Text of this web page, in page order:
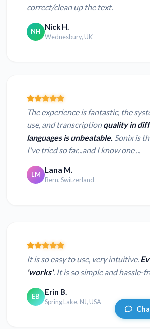
correct/clean up the text.
NH Nick H.
Wednesbury, UK
The experience is fantastic, the
use, and transcriptionquality in
languages is unbeatable. Sonix is
I've tried so far...and I know one ...
LM Lana M.
Bern, Switzerland
It is so easy to use, very intuitive.
'works'. It is so simple and hassle-
EB Erin B.
Spring Lake, NJ, USA